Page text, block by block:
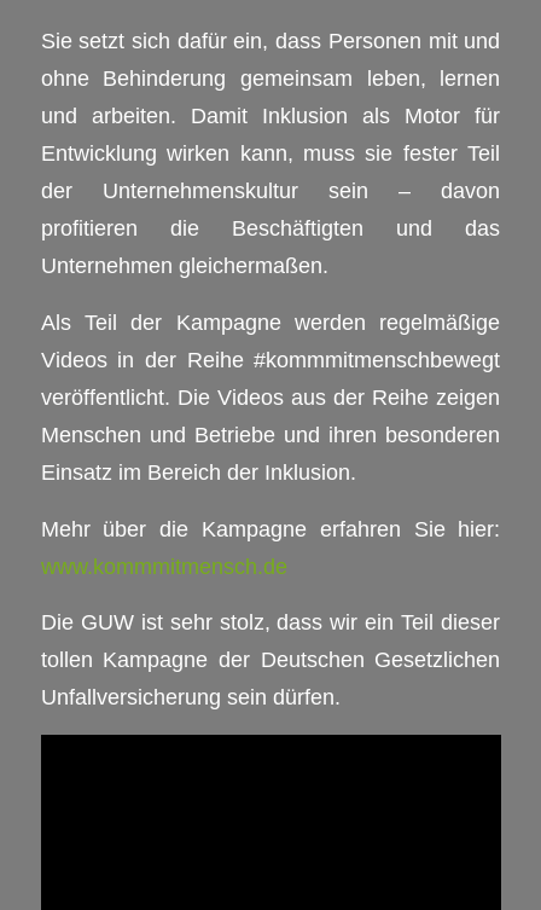
Sie setzt sich dafür ein, dass Personen mit und
ohne Behinderung gemeinsam leben, lernen
und arbeiten. Damit Inklusion als Motor für
Entwicklung wirken kann, muss sie fester Teil
der Unternehmenskultur sein – davon
profitieren die Beschäftigten und das
Unternehmen gleichermaßen.
Als Teil der Kampagne werden regelmäßige
Videos in der Reihe #kommmitmenschbewegt
veröffentlicht. Die Videos aus der Reihe zeigen
Menschen und Betriebe und ihren besonderen
Einsatz im Bereich der Inklusion.
Mehr über die Kampagne erfahren Sie hier:
www.kommmitmensch.de
Die GUW ist sehr stolz, dass wir ein Teil dieser
tollen Kampagne der Deutschen Gesetzlichen
Unfallversicherung sein dürfen.